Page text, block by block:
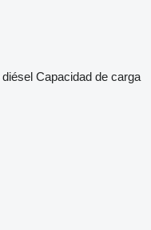
diésel Capacidad de carga